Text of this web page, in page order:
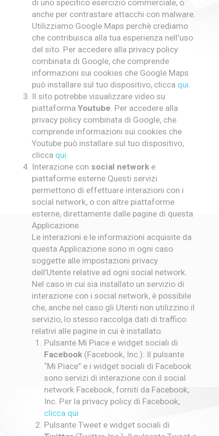
di uno specifico esercizio commerciale, o
anche per contrastare attacchi con malware.
Utilizziamo Google Maps perchè crediamo
che contribuisca alla tua esperienza nell'uso
del sito. Per accedere alla privacy policy
combinata di Google, che comprende
informazioni sui cookies che Google Maps
può installare sul tuo dispositivo, clicca qui.
Il sito potrebbe visualizzare video su
piattaforma Youtube. Per accedere alla
privacy policy combinata di Google, che
comprende informazioni sui cookies che
Youtube può installare sul tuo dispositivo,
clicca qui.
Interazione con social network e
piattaforme esterne Questi servizi
permettono di effettuare interazioni con i
social network, o con altre piattaforme
esterne, direttamente dalle pagine di questa
Applicazione.
Le interazioni e le informazioni acquisite da
questa Applicazione sono in ogni caso
soggette alle impostazioni privacy
dell’Utente relative ad ogni social network.
Nel caso in cui sia installato un servizio di
interazione con i social network, è possibile
che, anche nel caso gli Utenti non utilizzino il
servizio, lo stesso raccolga dati di traffico
relativi alle pagine in cui è installato.
Pulsante Mi Piace e widget sociali di
Facebook (Facebook, Inc.): Il pulsante
“Mi Piace” e i widget sociali di Facebook
sono servizi di interazione con il social
network Facebook, forniti da Facebook,
Inc. Per la privacy policy di Facebook,
clicca qui
Pulsante Tweet e widget sociali di